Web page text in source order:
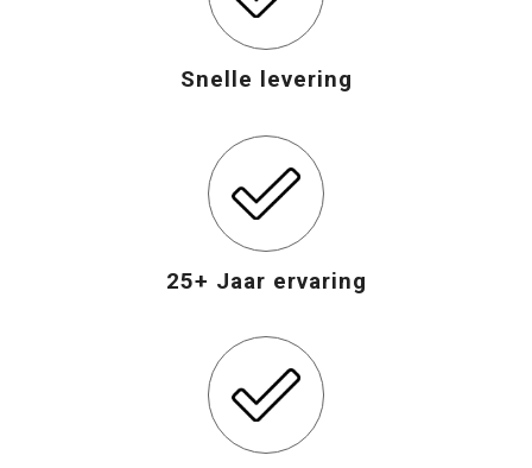
Snelle levering
25+ Jaar ervaring